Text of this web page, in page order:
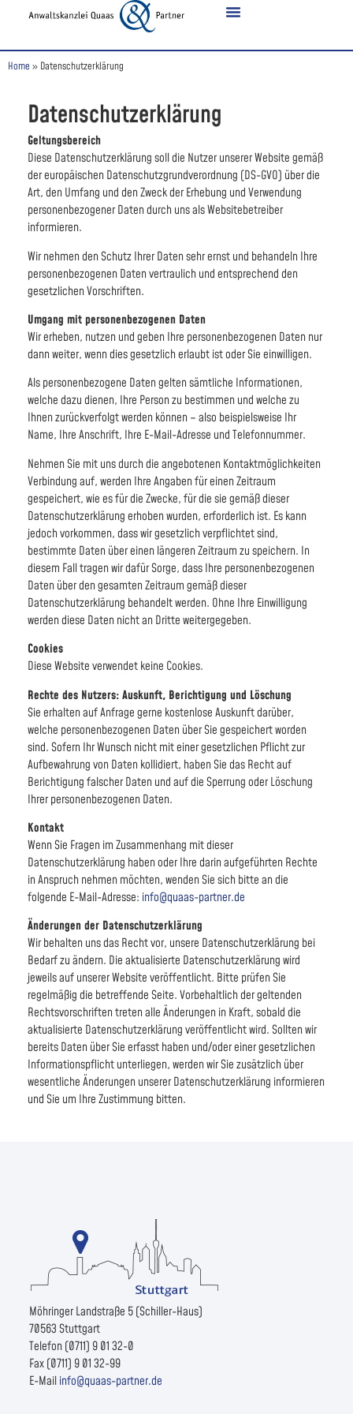
Home » Datenschutzerklärung
Datenschutzerklärung
Geltungsbereich
Diese Datenschutzerklärung soll die Nutzer unserer Website gemäß
der europäischen Datenschutzgrundverordnung (DS-GVO) über die
Art, den Umfang und den Zweck der Erhebung und Verwendung
personenbezogener Daten durch uns als Websitebetreiber
informieren.
Wir nehmen den Schutz Ihrer Daten sehr ernst und behandeln Ihre
personenbezogenen Daten vertraulich und entsprechend den
gesetzlichen Vorschriften.
Umgang mit personenbezogenen Daten
Wir erheben, nutzen und geben Ihre personenbezogenen Daten nur
dann weiter, wenn dies gesetzlich erlaubt ist oder Sie einwilligen.
Als personenbezogene Daten gelten sämtliche Informationen,
welche dazu dienen, Ihre Person zu bestimmen und welche zu
Ihnen zurückverfolgt werden können – also beispielsweise Ihr
Name, Ihre Anschrift, Ihre E-Mail-Adresse und Telefonnummer.
Nehmen Sie mit uns durch die angebotenen Kontaktmöglichkeiten
Verbindung auf, werden Ihre Angaben für einen Zeitraum
gespeichert, wie es für die Zwecke, für die sie gemäß dieser
Datenschutzerklärung erhoben wurden, erforderlich ist. Es kann
jedoch vorkommen, dass wir gesetzlich verpflichtet sind,
bestimmte Daten über einen längeren Zeitraum zu speichern. In
diesem Fall tragen wir dafür Sorge, dass Ihre personenbezogenen
Daten über den gesamten Zeitraum gemäß dieser
Datenschutzerklärung behandelt werden. Ohne Ihre Einwilligung
werden diese Daten nicht an Dritte weitergegeben.
Cookies
Diese Website verwendet keine Cookies.
Rechte des Nutzers: Auskunft, Berichtigung und Löschung
Sie erhalten auf Anfrage gerne kostenlose Auskunft darüber,
welche personenbezogenen Daten über Sie gespeichert worden
sind. Sofern Ihr Wunsch nicht mit einer gesetzlichen Pflicht zur
Aufbewahrung von Daten kollidiert, haben Sie das Recht auf
Berichtigung falscher Daten und auf die Sperrung oder Löschung
Ihrer personenbezogenen Daten.
Kontakt
Wenn Sie Fragen im Zusammenhang mit dieser
Datenschutzerklärung haben oder Ihre darin aufgeführten Rechte
in Anspruch nehmen möchten, wenden Sie sich bitte an die
folgende E-Mail-Adresse: info@quaas-partner.de
Änderungen der Datenschutzerklärung
Wir behalten uns das Recht vor, unsere Datenschutzerklärung bei
Bedarf zu ändern. Die aktualisierte Datenschutzerklärung wird
jeweils auf unserer Website veröffentlicht. Bitte prüfen Sie
regelmäßig die betreffende Seite. Vorbehaltlich der geltenden
Rechtsvorschriften treten alle Änderungen in Kraft, sobald die
aktualisierte Datenschutzerklärung veröffentlicht wird. Sollten wir
bereits Daten über Sie erfasst haben und/oder einer gesetzlichen
Informationspflicht unterliegen, werden wir Sie zusätzlich über
wesentliche Änderungen unserer Datenschutzerklärung informieren
und Sie um Ihre Zustimmung bitten.
Möhringer Landstraße 5 (Schiller-Haus)
70563 Stuttgart
Telefon (0711) 9 01 32-0
Fax (0711) 9 01 32-99
E-Mailinfo@quaas-partner.de